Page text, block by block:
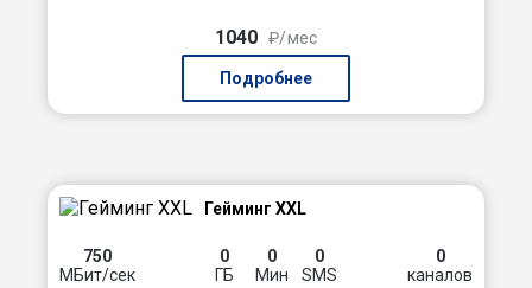
1040 ₽/мес
Подробнее
Гейминг XXL
750
МБит/сек
0
ГБ
0
Мин
0
SMS
0
каналов